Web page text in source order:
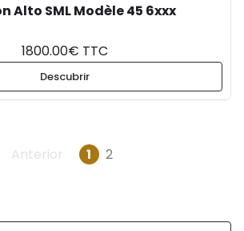
Alto SML Modèle 45 6xxx
1800.00€ TTC
Descubrir
Anterior 1 2